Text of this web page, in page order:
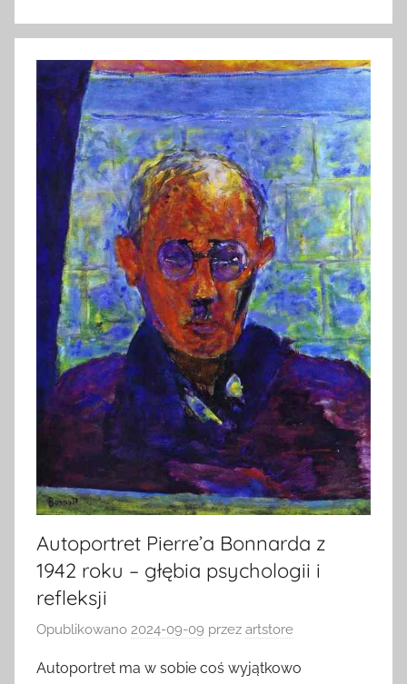
Autoportret Pierre’a Bonnarda z
1942 roku – głębia psychologii i
refleksji
Opublikowano 2024-09-09 przez artstore
Autoportret ma w sobie coś wyjątkowo